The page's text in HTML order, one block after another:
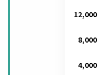
4,000
8,000
12,000